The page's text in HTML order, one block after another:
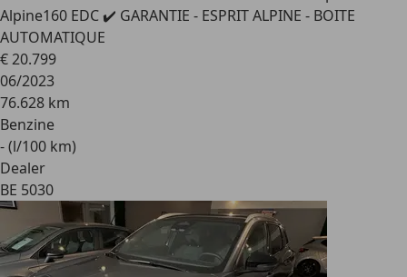
Alpine160 EDC ✔️ GARANTIE - ESPRIT ALPINE - BOITE
AUTOMATIQUE
€ 20.799
06/2023
76.628 km
Benzine
- (l/100 km)
Dealer
BE 5030